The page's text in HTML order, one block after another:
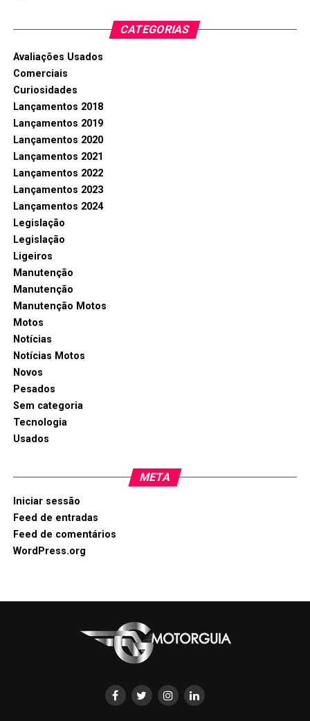
CATEGORIAS
Avaliações Usados
Comerciais
Curiosidades
Lançamentos 2018
Lançamentos 2019
Lançamentos 2020
Lançamentos 2021
Lançamentos 2022
Lançamentos 2023
Lançamentos 2024
Legislação
Legislação
Ligeiros
Manutenção
Manutenção
Manutenção Motos
Motos
Notícias
Notícias Motos
Novos
Pesados
Sem categoria
Tecnologia
Usados
META
Iniciar sessão
Feed de entradas
Feed de comentários
WordPress.org